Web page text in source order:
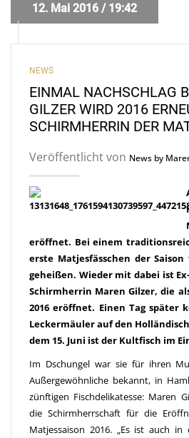
NEWS
EINMAL NACHSCHLAG
GILZER WIRD 2016
SCHIRMHERRIN DER
Veröffentlicht von News by
eröffnet. Bei einem
erste Matjesfässchen der
geheißen. Wieder mit dabei ist
Schirmherrin Maren Gilzer, die
2016 eröffnet. Einen Tag später
Leckermäuler auf den
dem 15. Juni ist der Kultfisch im
Im Dschungel war sie für ihren
Außergewöhnliche bekannt, in
zünftigen Fischdelikatesse: Maren
die Schirmherrschaft für die
Matjessaison 2016. „Es ist auch in
12. Mai 2016 / 19:42